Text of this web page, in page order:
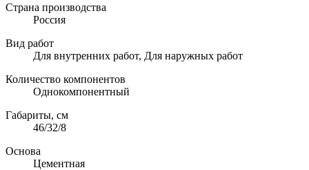
Страна производства
Россия
Вид работ
Для внутренних работ, Для наружных работ
Количество компонентов
Однокомпонентный
Габариты, см
46/32/8
Основа
Цементная